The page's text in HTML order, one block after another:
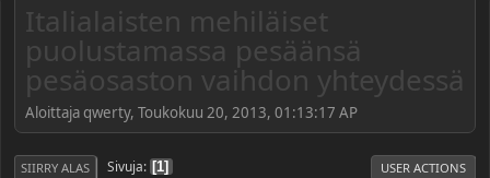
Italialaisten mehiläiset
puolustamassa pesäänsä
pesäosaston vaihdon yhteydessä
Aloittaja qwerty, Toukokuu 20, 2013, 01:13:17 AP
SIIRRY ALAS Sivuja 1 USER ACTIONS